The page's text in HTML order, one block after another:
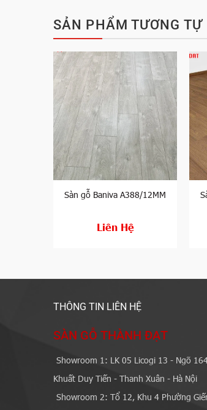
SẢN PHẨM TƯƠNG TỰ
Sàn gỗ Baniva A388/12MM
Liên Hệ
THÔNG TIN LIÊN HỆ
SÀN GỖ THÀNH ĐẠT
Showroom 1: LK 05 Licogi 13 - Ngõ
Khuất Duy Tiến - Thanh Xuân - Hà Nội
Showroom 2: Tổ 12, Khu 4 Phường